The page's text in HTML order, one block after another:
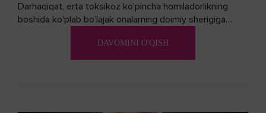
Darhaqiqat, erta toksikoz ko'pincha homiladorlikning
boshida ko'plab bo’lajak onalarning doimiy sherigiga
biron bir usuli bormi?DAVOMINI O'QISH